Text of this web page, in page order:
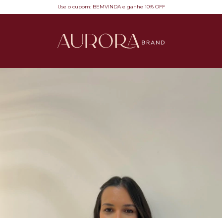
Use o cupom: BEMVINDA e ganhe 10% OFF